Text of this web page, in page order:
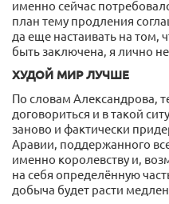
именно сейчас
план тему продления
да еще настаивать на том,
быть заключена, я лично
ХУДОЙ МИР ЛУЧШЕ
По словам Александрова,
договориться и в такой
заново и фактически
Аравии, поддержанного
именно королевству и,
на себя определённую
добыча будет расти